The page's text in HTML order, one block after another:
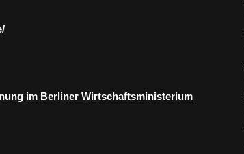
im Berliner Wirtschaftsministerium